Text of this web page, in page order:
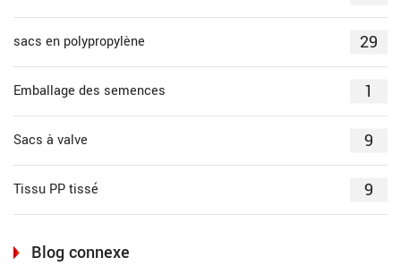
sacs en polypropylène 29
Emballage des semences 1
Sacs à valve 9
Tissu PP tissé 9
Blog connexe